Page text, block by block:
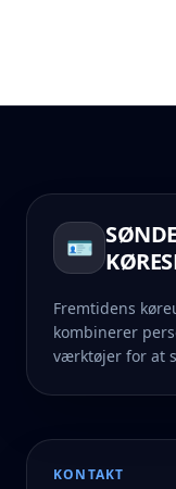
🪪
Fremtidens
kombinerer
værktøjer for at
KONTAKT